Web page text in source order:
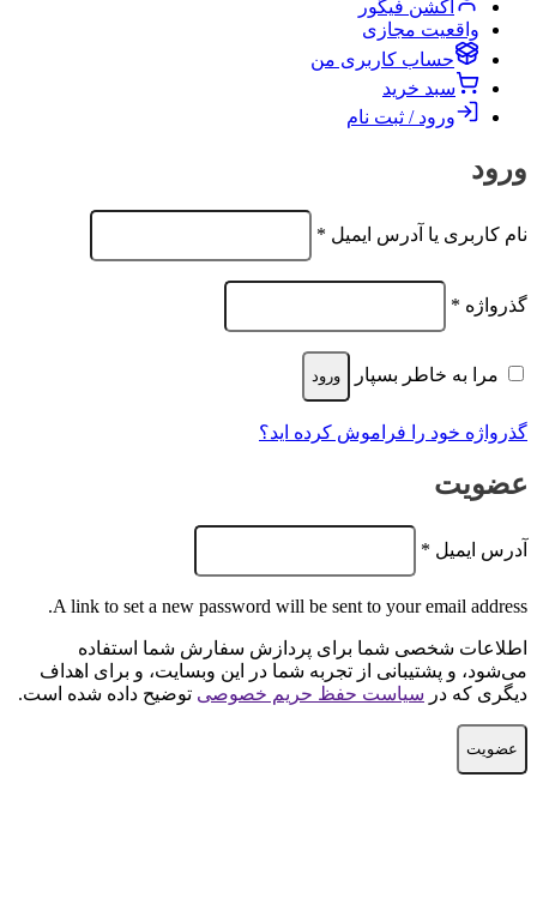
اکشن فیگور
واقعیت مجازی
حساب کاربری من
سبد خرید
ورود / ثبت نام
ورود
نام کاربری یا آدرس ایمیل *
الزامی
گذرواژه *
الزامی
مرا به خاطر بسپار ورود
گذرواژه خود را فراموش کرده اید؟
عضویت
آدرس ایمیل *
الزامی
A link to set a new password will be sent to your email address.
اطلاعات شخصی شما برای پردازش سفارش شما استفاده
می‌شود، و پشتیبانی از تجربه شما در این وبسایت، و برای اهداف
دیگری که در سیاست حفظ حریم خصوصی توضیح داده شده است.
عضویت